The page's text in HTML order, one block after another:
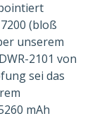
(bloß
unserem
2101 von
sei das
mAh